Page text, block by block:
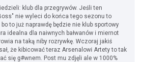
klub dla przegrywów. Jeśli ten
nie wyleci do końca tego sezonu to
to już naprawdę będzie nie klub sportowy
idealna dla naiwnych bałwanów i miernot
na taką niby rozrywkę. Wczoraj jakiś
że kibicować teraz Arsenalowi Artety to tak
się g#wnem. Post mu zdjęli ale w 1000%